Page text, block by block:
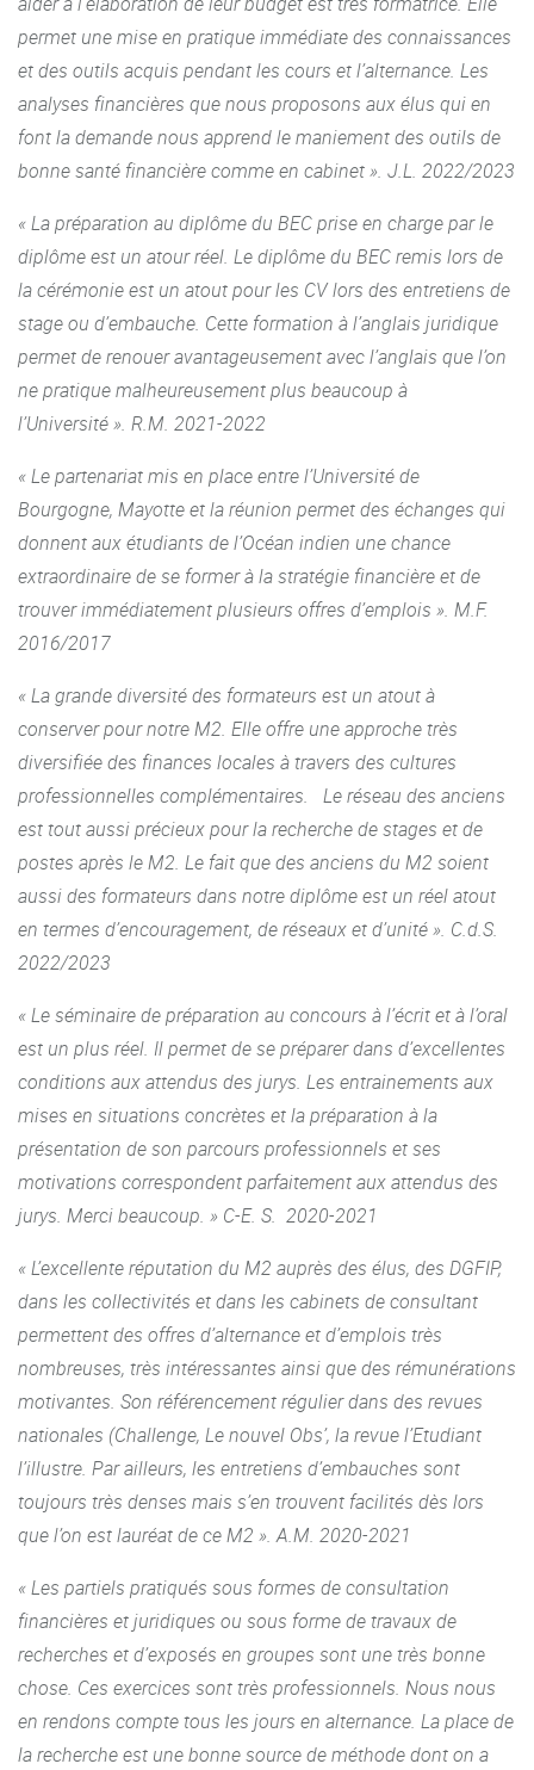
permet une mise en pratique immédiate des connaissances
et des outils acquis pendant les cours et l’alternance. Les
analyses financières que nous proposons aux élus qui en
font la demande nous apprend le maniement des outils de
bonne santé financière comme en cabinet ». J.L. 2022/2023
« La préparation au diplôme du BEC prise en charge par le
diplôme est un atour réel. Le diplôme du BEC remis lors de
la cérémonie est un atout pour les CV lors des entretiens de
stage ou d’embauche. Cette formation à l’anglais juridique
permet de renouer avantageusement avec l’anglais que l’on
ne pratique malheureusement plus beaucoup à
l’Université ». R.M. 2021-2022
« Le partenariat mis en place entre l’Université de
Bourgogne, Mayotte et la réunion permet des échanges qui
donnent aux étudiants de l’Océan indien une chance
extraordinaire de se former à la stratégie financière et de
trouver immédiatement plusieurs offres d’emplois ». M.F.
2016/2017
« La grande diversité des formateurs est un atout à
conserver pour notre M2. Elle offre une approche très
diversifiée des finances locales à travers des cultures
professionnelles complémentaires. Le réseau des anciens
est tout aussi précieux pour la recherche de stages et de
postes après le M2. Le fait que des anciens du M2 soient
aussi des formateurs dans notre diplôme est un réel atout
en termes d’encouragement, de réseaux et d’unité ». C.d.S.
2022/2023
« Le séminaire de préparation au concours à l’écrit et à l’oral
est un plus réel. Il permet de se préparer dans d’excellentes
conditions aux attendus des jurys. Les entrainements aux
mises en situations concrètes et la préparation à la
présentation de son parcours professionnels et ses
motivations correspondent parfaitement aux attendus des
jurys. Merci beaucoup. » C-E. S. 2020-2021
« L’excellente réputation du M2 auprès des élus, des DGFIP,
dans les collectivités et dans les cabinets de consultant
permettent des offres d’alternance et d’emplois très
nombreuses, très intéressantes ainsi que des rémunérations
motivantes. Son référencement régulier dans des revues
nationales (Challenge, Le nouvel Obs’, la revue l’Etudiant
l’illustre. Par ailleurs, les entretiens d’embauches sont
toujours très denses mais s’en trouvent facilités dès lors
que l’on est lauréat de ce M2 ». A.M. 2020-2021
« Les partiels pratiqués sous formes de consultation
financières et juridiques ou sous forme de travaux de
recherches et d’exposés en groupes sont une très bonne
chose. Ces exercices sont très professionnels. Nous nous
en rendons compte tous les jours en alternance. La place de
la recherche est une bonne source de méthode dont on a